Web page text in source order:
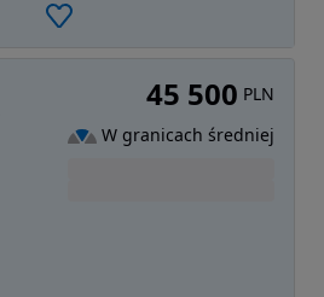
45 500 PLN
W granicach średniej